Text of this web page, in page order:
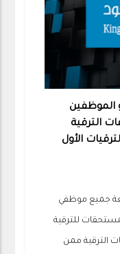
الموظفين
الترقية
الأول
جميع موظفي
للترقية
الترقية ممن